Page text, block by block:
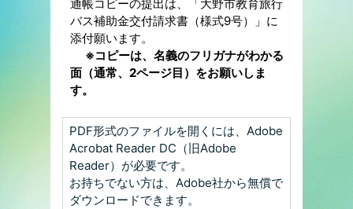
通帳コピーの提出は、「大野市教育旅行
バス補助金交付請求書（様式9号）」に
添付願います。
※コピーは、名義のフリガナがわかる
面（通常、2ページ目）をお願いしま
す。
PDF形式のファイルを開くには、Adobe
Acrobat Reader DC（旧Adobe
Reader）が必要です。
お持ちでない方は、Adobe社から無償で
ダウンロードできます。